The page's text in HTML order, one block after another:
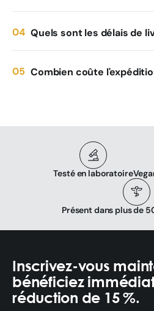
Quels sont les délais de
Combien coûte
Testé en laboratoire
Présent dans plus de
Inscrivez-vous
bénéficiez
réduction de 15 %.